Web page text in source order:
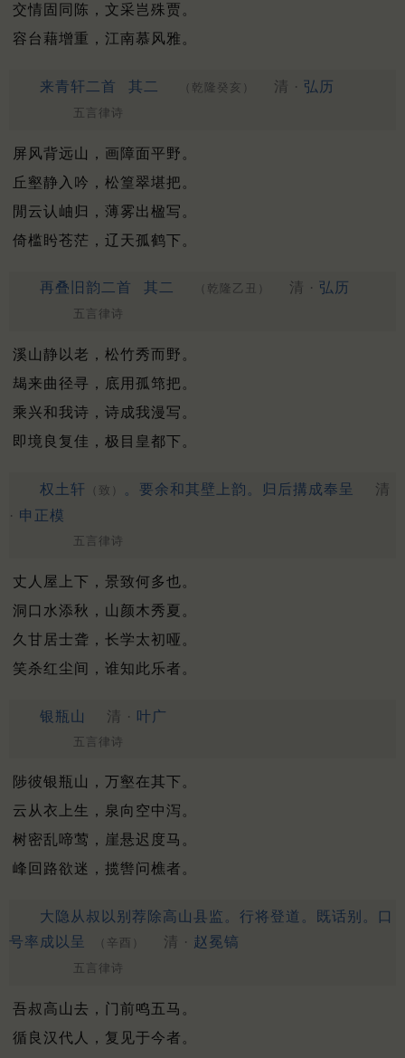
交情固同陈，文采岂殊贾。
容台藉增重，江南慕风雅。
来青轩二首 其二 （乾隆癸亥） 清 · 弘历
五言律诗
屏风背远山，画障面平野。
丘壑静入吟，松篁翠堪把。
閒云认岫归，薄雾出楹写。
倚槛盻苍茫，辽天孤鹤下。
再叠旧韵二首 其二 （乾隆乙丑） 清 · 弘历
五言律诗
溪山静以老，松竹秀而野。
朅来曲径寻，底用孤筇把。
乘兴和我诗，诗成我漫写。
即境良复佳，极目皇都下。
权土轩 （致） 。要余和其壁上韵。归后搆成奉呈
清
· 申正模
五言律诗
丈人屋上下，景致何多也。
洞口水添秋，山颜木秀夏。
久甘居士聋，长学太初哑。
笑杀红尘间，谁知此乐者。
银瓶山 清 · 叶广
五言律诗
陟彼银瓶山，万壑在其下。
云从衣上生，泉向空中泻。
树密乱啼莺，崖悬迟度马。
峰回路欲迷，揽辔问樵者。
大隐从叔以别荐除高山县监。行将登道。既话别。口
号率成以呈
（辛酉） 清 · 赵冕镐
五言律诗
吾叔高山去，门前鸣五马。
循良汉代人，复见于今者。